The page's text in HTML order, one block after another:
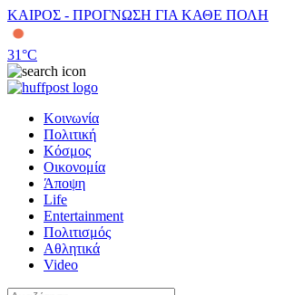
ΚΑΙΡΟΣ - ΠΡΟΓΝΩΣΗ ΓΙΑ ΚΑΘΕ ΠΟΛΗ
31°C
Κοινωνία
Πολιτική
Κόσμος
Οικονομία
Άποψη
Life
Entertainment
Πολιτισμός
Αθλητικά
Video